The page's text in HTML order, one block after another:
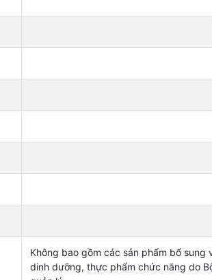
Không bao gồm các sản phẩm bổ sung
dinh dưỡng, thực phẩm chức năng do